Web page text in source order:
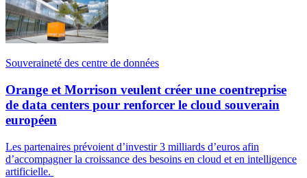
Souveraineté des centre de données
Orange et Morrison veulent créer une coentreprise
de data centers pour renforcer le cloud souverain
européen
Les partenaires prévoient d’investir 3 milliards d’euros afin
d’accompagner la croissance des besoins en cloud et en intelligence
artificielle.